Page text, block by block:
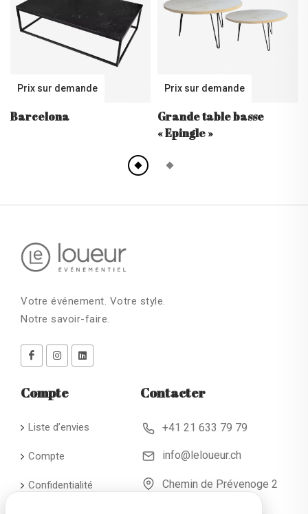
Prix sur demande
Barcelona
Prix sur demande
Grande table basse
« Epingle »
Votre événement. Votre style.
Notre savoir-faire.
Compte
Liste d’envies
Compte
Confidentialité
Contacter
+41 21 633 79 79
info@leloueur.ch
Chemin de Prévenoge 2